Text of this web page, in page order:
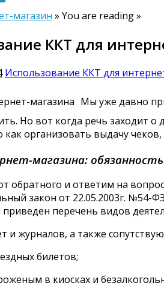
магазин » You are reading »
ККТ для
Использование ККТ для
Мы уже давно
Но вот когда речь заходит
как организовать выдачу чеков,
магазина:
обратного и ответим на
закон от 22.05.2003г. №54-
приведен перечень видов
и журналов, а также
билетов;
в киосках и